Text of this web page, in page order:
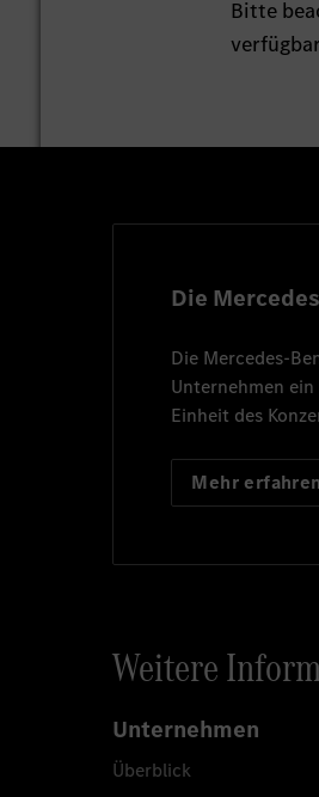
Bitte
Die
Die Mercedes-
Unternehmen
Einheit des
Mehr erfahren
Weitere
Unternehmen
Überblick